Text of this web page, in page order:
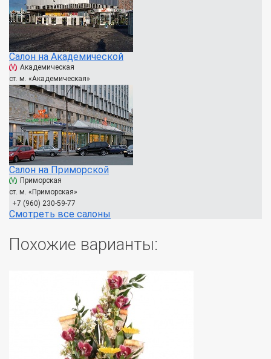
Салон на Академической
Академическая
ст. м. «Академическая»
Салон на Приморской
Приморская
ст. м. «Приморская»
+7 (960) 230-59-77
Смотреть все салоны
Похожие варианты: